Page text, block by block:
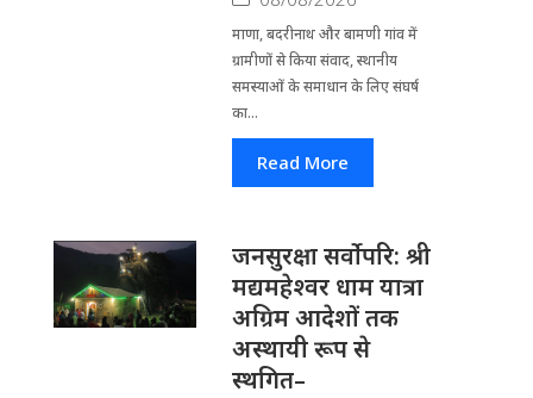
माणा, बदरीनाथ और बामणी गांव में
ग्रामीणों से किया संवाद, स्थानीय
समस्याओं के समाधान के लिए संघर्ष
का...
Read More
जनसुरक्षा सर्वोपरि: श्री
मद्यमहेश्वर धाम यात्रा
अग्रिम आदेशों तक
अस्थायी रूप से
स्थगित–